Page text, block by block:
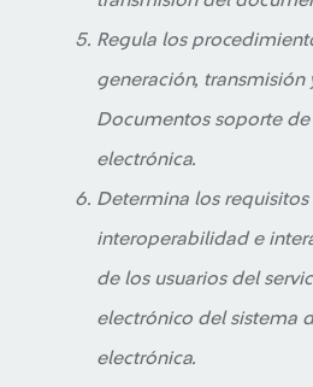
Regula los
generación, transmisión
Documentos soporte
electrónica.
Determina los
interoperabilidad e
de los usuarios del
electrónico del sistema
electrónica.